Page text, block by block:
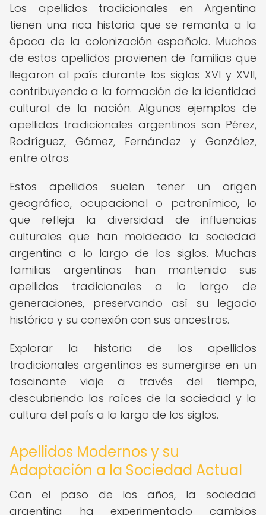
Los apellidos tradicionales en Argentina
tienen una rica historia que se remonta a la
época de la colonización española. Muchos
de estos apellidos provienen de familias que
llegaron al país durante los siglos XVI y XVII,
contribuyendo a la formación de la identidad
cultural de la nación. Algunos ejemplos de
apellidos tradicionales argentinos son Pérez,
Rodríguez, Gómez, Fernández y González,
entre otros.
Estos apellidos suelen tener un origen
geográfico, ocupacional o patronímico, lo
que refleja la diversidad de influencias
culturales que han moldeado la sociedad
argentina a lo largo de los siglos. Muchas
familias argentinas han mantenido sus
apellidos tradicionales a lo largo de
generaciones, preservando así su legado
histórico y su conexión con sus ancestros.
Explorar la historia de los apellidos
tradicionales argentinos es sumergirse en un
fascinante viaje a través del tiempo,
descubriendo las raíces de la sociedad y la
cultura del país a lo largo de los siglos.
Apellidos Modernos y su
Adaptación a la Sociedad Actual
Con el paso de los años, la sociedad
argentina ha experimentado cambios